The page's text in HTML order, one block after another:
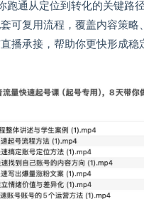
跑通从定位到转化的关键路
可复用流程，覆盖内容策略
播承接，帮助你更快形成稳